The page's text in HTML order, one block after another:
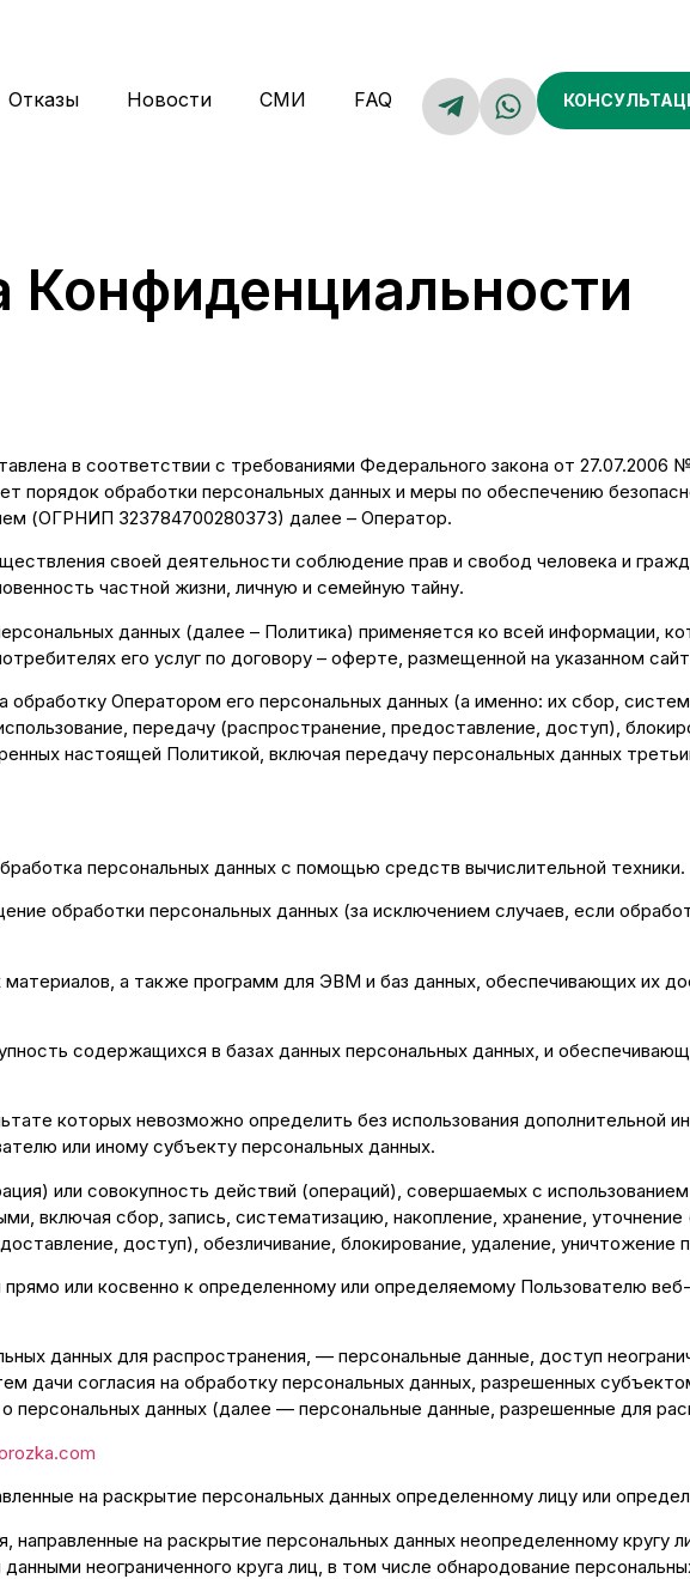
Отказы Новости СМИ FAQ
Конфиденциальности
в соответствии с требованиями Федерального закона от
порядок обработки персональных данных и меры по обеспечению
(ОГРНИП 323784700280373) далее – Оператор.
своей деятельности соблюдение прав и свобод человека и
частной жизни, личную и семейную тайну.
данных (далее – Политика) применяется ко всей информации,
его услуг по договору – оферте, размещенной на указанном
обработку Оператором его персональных данных (а именно: их сбор,
передачу (распространение, предоставление, доступ),
настоящей Политикой, включая передачу персональных данных
персональных данных с помощью средств вычислительной техники.
обработки персональных данных (за исключением случаев, если
а также программ для ЭВМ и баз данных, обеспечивающих их
содержащихся в базах данных персональных данных, и
которых невозможно определить без использования дополнительной
или иному субъекту персональных данных.
или совокупность действий (операций), совершаемых с
включая сбор, запись, систематизацию, накопление, хранение, уточнение
доступ), обезличивание, блокирование, удаление, уничтожение
или косвенно к определенному или определяемому Пользователю
данных для распространения, — персональные данные, доступ
дачи согласия на обработку персональных данных, разрешенных
данных (далее — персональные данные, разрешенные для
на раскрытие персональных данных определенному лицу или
направленные на раскрытие персональных данных неопределенному кругу
неограниченного круга лиц, в том числе обнародование